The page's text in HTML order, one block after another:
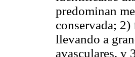
predominan
conservada;
llevando a
avasculares, y